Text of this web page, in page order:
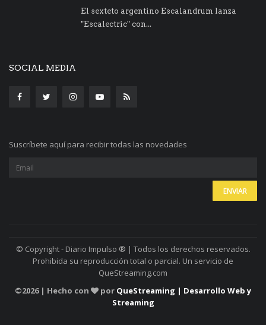
El sexteto argentino Escalandrum lanza
"Escalectric" con...
SOCIAL MEDIA
Suscríbete aquí para recibir todas las novedades
© Copyright - Diario Impulso ® | Todos los derechos reservados.
Prohibida su reproducción total o parcial. Un servicio de
QueStreaming.com
©2026 | Hecho con por QueStreaming | Desarrollo Web y
Streaming